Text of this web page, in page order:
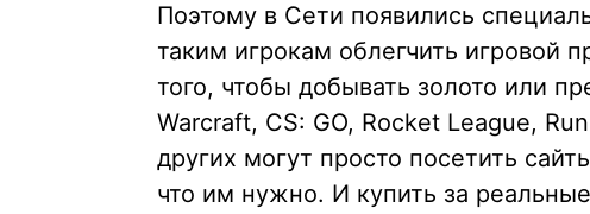
Поэтому в Сети появились
таким игрокам облегчить игровой
того, чтобы добывать золото или
Warcraft, CS: GO, Rocket League,
других могут просто посетить
что им нужно. И купить за